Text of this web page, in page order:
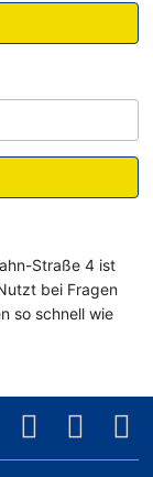
Straße 4 ist
bei Fragen
so schnell wie